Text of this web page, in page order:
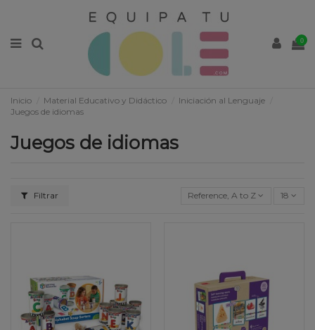
0
Inicio Material Educativo y Didáctico
Iniciación al Lenguaje
Juegos de idiomas
Juegos de idiomas
Filtrar Reference, A to Z 18